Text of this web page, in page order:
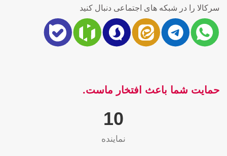
سرکالا را در شبکه های اجتماعی دنبال کنید
حمایت شما باعث افتخار ماست.
10
نماینده